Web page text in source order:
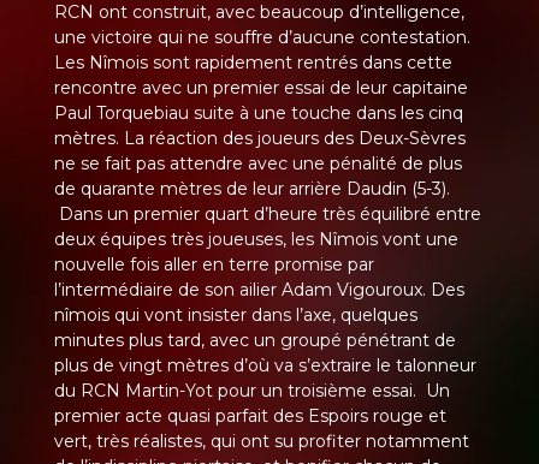
RCN ont construit, avec beaucoup d’intelligence,
une victoire qui ne souffre d’aucune contestation.
Les Nîmois sont rapidement rentrés dans cette
rencontre avec un premier essai de leur capitaine
Paul Torquebiau suite à une touche dans les cinq
mètres. La réaction des joueurs des Deux-Sèvres
ne se fait pas attendre avec une pénalité de plus
de quarante mètres de leur arrière Daudin (5-3).
Dans un premier quart d’heure très équilibré entre
deux équipes très joueuses, les Nîmois vont une
nouvelle fois aller en terre promise par
l’intermédiaire de son ailier Adam Vigouroux. Des
nîmois qui vont insister dans l’axe, quelques
minutes plus tard, avec un groupé pénétrant de
plus de vingt mètres d’où va s’extraire le talonneur
du RCN Martin-Yot pour un troisième essai. Un
premier acte quasi parfait des Espoirs rouge et
vert, très réalistes, qui ont su profiter notamment